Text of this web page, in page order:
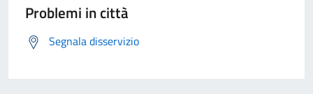
Problemi in città
Segnala disservizio